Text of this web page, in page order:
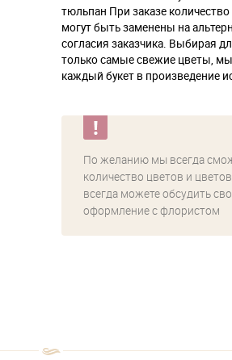
тюльпан При заказе
могут быть заменены на
согласия заказчика. Выбирая
только самые свежие цветы,
каждый букет в произведение
По желанию мы всегда
количество цветов и
всегда можете обсудить
оформление с флористом